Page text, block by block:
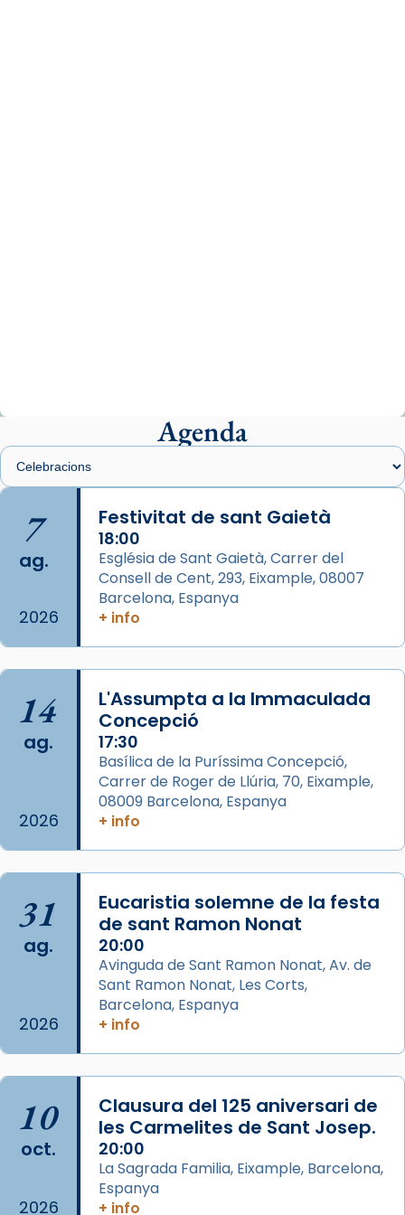
presidit aquest 27 de juliol la missa de Les
Santes de Mataró.
🔗
📸 J. Merino
Photo
View on Facebook · Share
Arquebisbat de Barcelona
2 weeks ago
missa d’acció de gràcies en agraïment al
comitè organitzador de la visita apostòlica
del Sant Pare Lleó XIV a Barcelona, i als
col·laboradors, a la Catedral de Barcelona.
L’arquebisbe de Barcelona, el cardenal Joan
Josep Omella, ha presidit la missa i l’ha
concelebrat el bisbe auxiliar de Barcelona,
Mons. David Abadías.
📸 Dr. G. Simón
Photo
View on Facebook Share
Arquebisbat de Barcelona
2 weeks ago
Memòria de les santes Juliana i
Semproniana, verges i màrtirs.
Acompanyant la història de sant Cugat, a
partir de l’Edat Mitjana sorgeix la tradició
que les santes Juliana (“relatiu a Júlia”) i
Semproniana (“relatiu a Semprònia =
eterna”) són deixebles seves. I l’any 1667, el
Agenda
7
ag.
2026
Festivitat de sant Gaietà
18:00
Església de Sant Gaietà, Carrer del
Consell de Cent, 293, Eixample, 08007
Barcelona, Espanya
+ info
14
ag.
2026
L'Assumpta a la Immaculada
Concepció
17:30
Basílica de la Puríssima Concepció,
Carrer de Roger de Llúria, 70, Eixample,
08009 Barcelona, Espanya
+ info
31
ag.
2026
Eucaristia solemne de la festa
de sant Ramon Nonat
20:00
Avinguda de Sant Ramon Nonat, Av. de
Sant Ramon Nonat, Les Corts,
Barcelona, Espanya
+ info
10
oct.
2026
Clausura del 125 aniversari de
les Carmelites de Sant Josep.
20:00
La Sagrada Familia, Eixample, Barcelona,
Espanya
+ info